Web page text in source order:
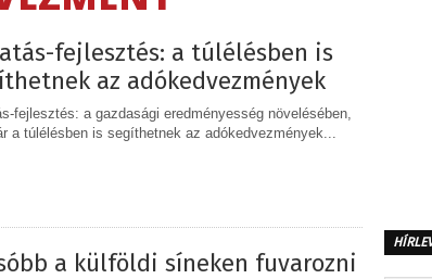
fejlesztés: a túlélésben is
az adókedvezmények
fejlesztés: a gazdasági eredményesség növelésében,
a túlélésben is segíthetnek az adókedvezmények...
a külföldi síneken fuvarozni